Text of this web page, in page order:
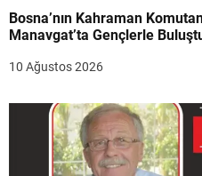
Bosna’nın Kahraman Komutanı
Manavgat’ta Gençlerle
10 Ağustos 2026